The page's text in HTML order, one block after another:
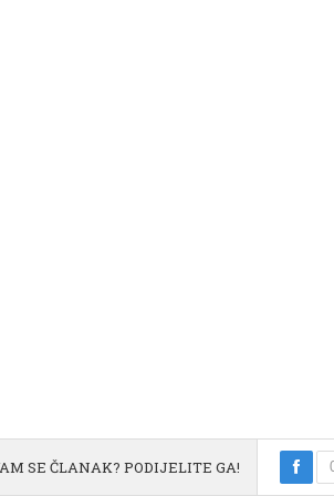
SE ČLANAK? PODIJELITE GA!